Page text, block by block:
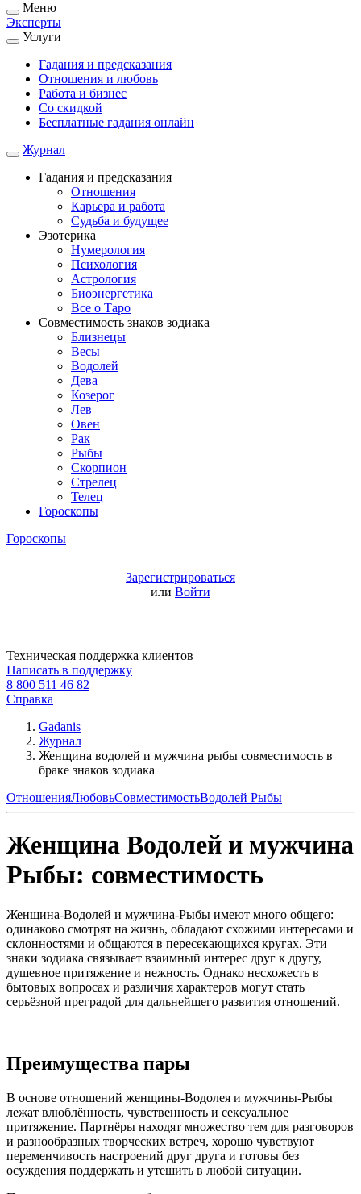
Меню
Эксперты
Услуги
Гадания и предсказания
Отношения и любовь
Работа и бизнес
Со скидкой
Бесплатные гадания онлайн
Журнал
Гадания и предсказания
Отношения
Карьера и работа
Cудьба и будущее
Эзотерика
Нумерология
Психология
Астрология
Биоэнергетика
Все о Таро
Совместимость знаков зодиака
Близнецы
Весы
Водолей
Дева
Козерог
Лев
Овен
Рак
Рыбы
Скорпион
Стрелец
Телец
Гороскопы
Гороскопы
Зарегистрироваться
или Войти
Техническая поддержка клиентов
Написать в поддержку
8 800 511 46 82
Справка
Gadanis
Журнал
Женщина водолей и мужчина рыбы совместимость в
браке знаков зодиака
ОтношенияЛюбовьСовместимостьВодолей Рыбы
Женщина Водолей и мужчина
Рыбы: совместимость
Женщина-Водолей и мужчина-Рыбы имеют много общего:
одинаково смотрят на жизнь, обладают схожими интересами и
склонностями и общаются в пересекающихся кругах. Эти
знаки зодиака связывает взаимный интерес друг к другу,
душевное притяжение и нежность. Однако несхожесть в
бытовых вопросах и различия характеров могут стать
серьёзной преградой для дальнейшего развития отношений.
Преимущества пары
В основе отношений женщины-Водолея и мужчины-Рыбы
лежат влюблённость, чувственность и сексуальное
притяжение. Партнёры находят множество тем для разговоров
и разнообразных творческих встреч, хорошо чувствуют
переменчивость настроений друг друга и готовы без
осуждения поддержать и утешить в любой ситуации.